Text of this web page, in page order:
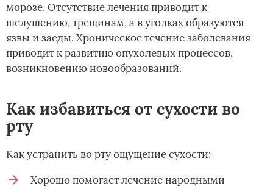
морозе. Отсутствие лечения приводит к
шелушению, трещинам, а в уголках образуются
язвы и заеды. Хроническое течение заболевания
приводит к развитию опухолевых процессов,
возникновению новообразований.
Как избавиться от сухости во
рту
Как устранить во рту ощущение сухости:
Хорошо помогает лечение народными